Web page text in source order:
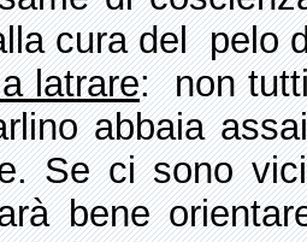
cura del pelo
latrare: non
abbaia
Se ci sono
bene